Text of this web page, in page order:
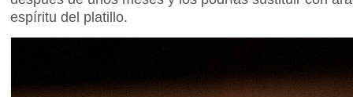
espíritu del platillo.